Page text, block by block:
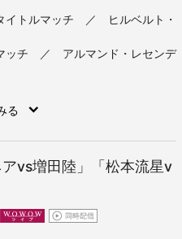
イトルマッチ ／ ヒルベルト・
ッチ ／ アルマンド・レセンデ
る
vs増田陸」「松本流星v